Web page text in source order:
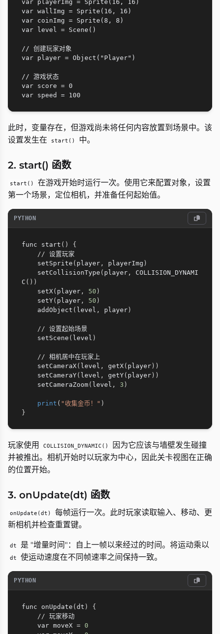
var playerImg = Sprite(16, 16)
var wallImg = Sprite(16, 16)
var coinImg = Sprite(8, 8)
var level = Scene()
// 创建玩家对象
var player = Object("Player")
// 游戏状态
var score = 0
此时，变量存在，但游戏尚未将任何内容放置到场景中。该
设置发生在
start() 中。
2. start() 函数
start()
在游戏开始时运行一次。使用它来配置对象，设置
第一个场景，定位相机，并准备任何起始值。
PYTHON
func start ( )
{
// 设置玩家
    setSprite
( player , playerImg )
    setCollisionType
( player ,
COLLISION_DYNAMI
C ( ) )
    setX
( player , 50 )
    setY
( player , 50 )
    addObject
( level , player )
// 设置起始场景
    setScene
( level )
// 相机居中在玩家上
    setCameraX
( level , getX( player ) )
    setCameraY
( level , getY( player ) )
    setCameraZoom
( level , 3 )
print ( "收集金币！" )
}
玩家使用 COLLISION_DYNAMIC()
因为它应该与墙壁发生碰撞
并被推出。相机开始时以玩家为中心，因此关卡视图在正确
的位置开始。
3. onUpdate(dt) 函数
onUpdate(dt)
每帧运行一次。此时玩家读取输入、移动、更
新相机并检查重置键。
dt 是 "增量时间"：自上一帧以来经过的时间。将运动乘以
dt 使运动速度在不同帧速率之间保持一致。
PYTHON
func onUpdate ( dt )
{
// 玩家移动
    var moveX
= 0